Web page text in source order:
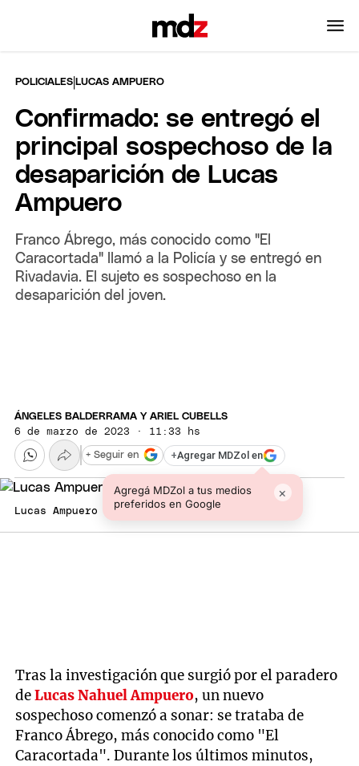
POLICIALES |LUCAS AMPUERO
Confirmado: se entregó el
principal sospechoso de la
desaparición de Lucas
Ampuero
Franco Ábrego, más conocido como "El
Caracortada" llamó a la Policía y se entregó en
Rivadavia. El sujeto es sospechoso en la
desaparición del joven.
ÁNGELES BALDERRAMA Y ARIEL CUBELLS
6 de marzo de 2023 · 11:33 hs
+Agregar MDZol en
Agregá MDZol a tus medios
preferidos en Google
×
+ Seguir en
Lucas Ampuero
Tras la investigación que surgió por el paradero
deLucas Nahuel Ampuero, un nuevo
sospechoso comenzó a sonar: se trataba de
Franco Ábrego, más conocido como "El
Caracortada". Durante los últimos minutos,